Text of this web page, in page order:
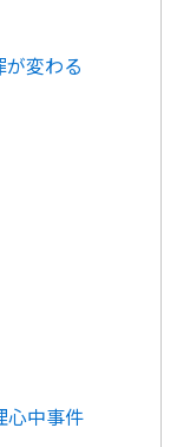
が変わる
心中事件